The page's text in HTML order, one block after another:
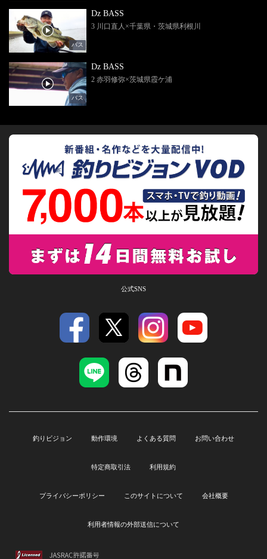
バス
Dz BASS
3 川口直人×千葉県・茨城県利根川
バス
Dz BASS
2 赤羽修弥×茨城県霞ケ浦
公式SNS
釣りビジョン 動作環境 よくある質問 お問い合わせ
特定商取引法 利用規約
プライバシーポリシー このサイトについて 会社概要
利用者情報の外部送信について